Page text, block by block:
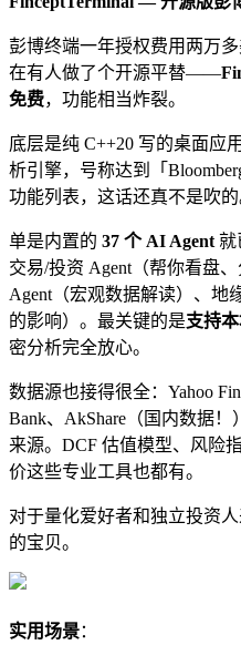
彭博终端一年授权费用两万
在有人做了个开源平替——
免费，功能相当炸裂。
底层是纯 C++20 写的桌面应
析引擎，号称达到「
功能列表，这话还真不是吹的
单是内置的 37 个 AI Agent 就
交易/投资 Agent（帮你看盘
Agent（宏观数据解读）、地
的影响）。最关键的是支持
密分析完全放心。
数据源也接得很全：Yahoo
Bank、AkShare（国内数据！
来源。DCF 估值模型、风险
价这些专业工具也都有。
对于量化爱好者和独立投资
的宝贝。
实用场景：